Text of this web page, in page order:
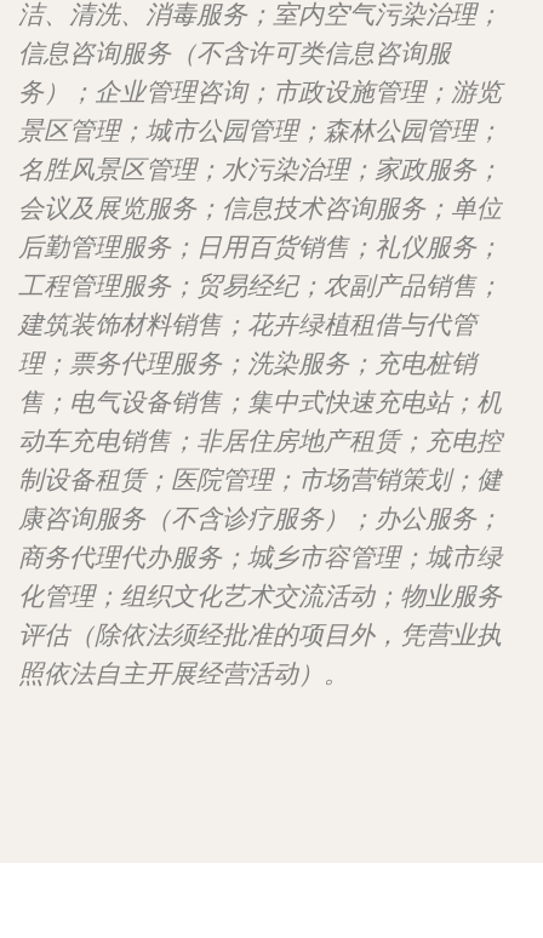
洁、清洗、消毒服务；室内空气污染治理；
信息咨询服务（不含许可类信息咨询服
务）；企业管理咨询；市政设施管理；游览
景区管理；城市公园管理；森林公园管理；
名胜风景区管理；水污染治理；家政服务；
会议及展览服务；信息技术咨询服务；单位
后勤管理服务；日用百货销售；礼仪服务；
工程管理服务；贸易经纪；农副产品销售；
建筑装饰材料销售；花卉绿植租借与代管
理；票务代理服务；洗染服务；充电桩销
售；电气设备销售；集中式快速充电站；机
动车充电销售；非居住房地产租赁；充电控
制设备租赁；医院管理；市场营销策划；健
康咨询服务（不含诊疗服务）；办公服务；
商务代理代办服务；城乡市容管理；城市绿
化管理；组织文化艺术交流活动；物业服务
评估（除依法须经批准的项目外，凭营业执
照依法自主开展经营活动）。